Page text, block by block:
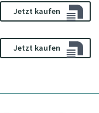
Jetzt kaufen
Jetzt kaufen